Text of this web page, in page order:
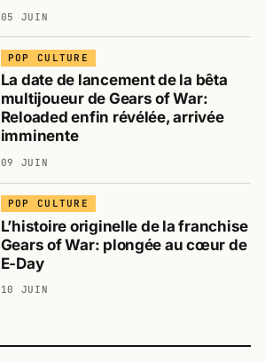
05 JUIN
POP CULTURE
La date de lancement de la bêta
multijoueur de Gears of War:
Reloaded enfin révélée, arrivée
imminente
09 JUIN
POP CULTURE
L’histoire originelle de la franchise
Gears of War: plongée au cœur de
E-Day
10 JUIN